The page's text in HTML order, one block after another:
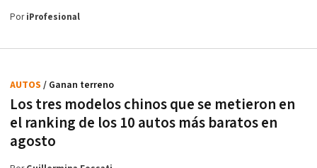
PoriProfesional
Los tres modelos chinos que se metieron en
el ranking de los 10 autos más baratos en
agosto
AUTOS / Ganan terreno